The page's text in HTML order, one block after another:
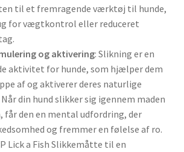
til et fremragende værktøj til hunde,
for vægtkontrol eller reduceret
og aktivering: Slikning er en
aktivitet for hunde, som hjælper dem
af og aktiverer deres naturlige
din hund slikker sig igennem maden
får den en mental udfordring, der
og fremmer en følelse af ro.
Lick a Fish Slikkemåtte til en